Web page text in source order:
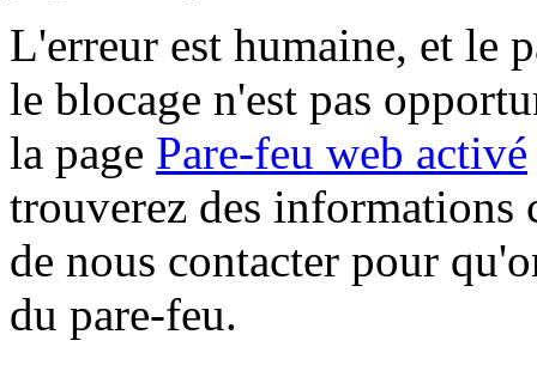
L'erreur est humaine, et le
le blocage n'est pas
la page Pare-feu web activé
trouverez des informations
de nous contacter pour
du pare-feu.